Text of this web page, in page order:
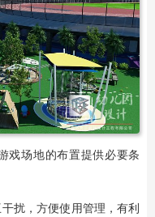
戏场地的布置提供必要条
扰，方便使用管理，有利